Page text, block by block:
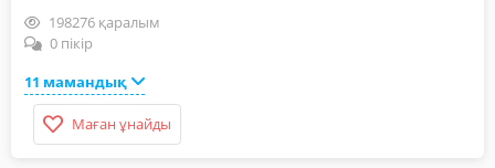
198276 қаралым
0 пікір
11 мамандық
Маған ұнайды